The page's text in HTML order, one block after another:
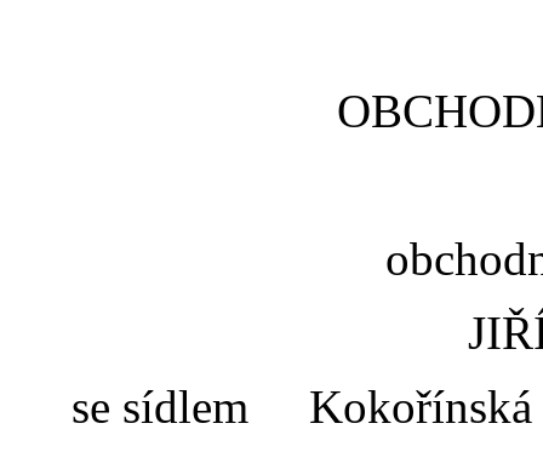
se sídlem Kokořínská